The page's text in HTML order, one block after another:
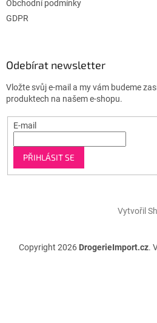
Obchodní podmínky
GDPR
Odebírat newsletter
Vložte svůj e-mail a my vám budeme
produktech na našem e-shopu.
E-mail
PŘIHLÁSIT SE
Vytvořil
Copyright 2026 DrogerieImport.cz.